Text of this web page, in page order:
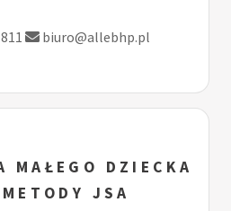
biuro@allebhp.pl
MAŁEGO DZIECKA
JSA